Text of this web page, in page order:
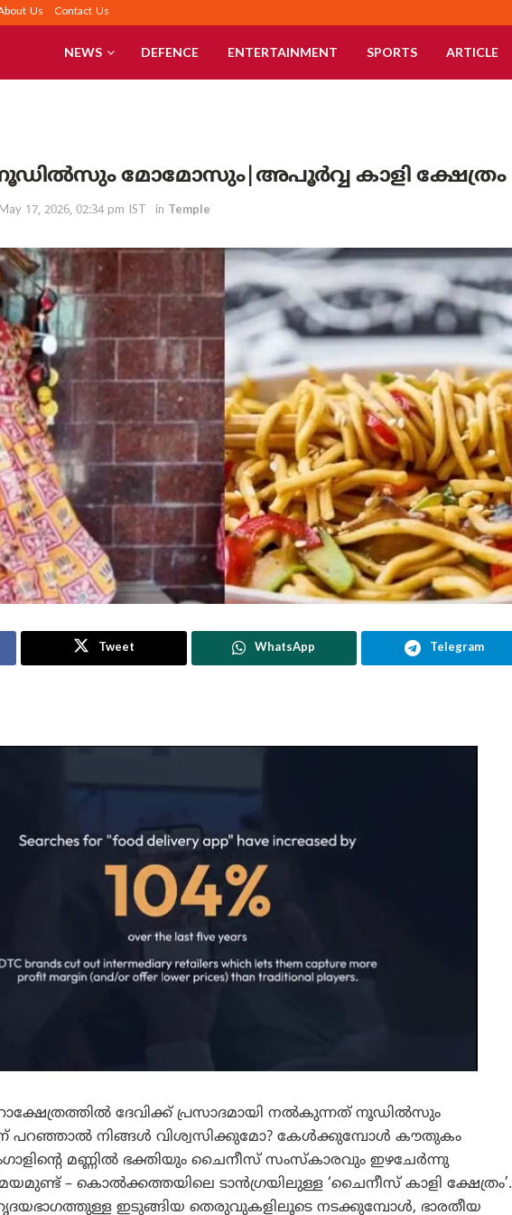
Us Contact Us
NEWS DEFENCE ENTERTAINMENT SPORTS ARTICLE
നൂഡിൽസും മോമോസും|അപൂർവ്വ കാളി ക്ഷേത്രം
May 17, 2026, 02:34 pm IST in Temple
Tweet WhatsApp Telegram
ദേവിക്ക് പ്രസാദമായി നൽകുന്നത് നൂഡിൽസും
നിങ്ങൾ വിശ്വസിക്കുമോ? കേൾക്കുമ്പോൾ കൗതുകം
മണ്ണിൽ ഭക്തിയും ചൈനീസ് സംസ്കാരവും ഇഴചേർന്നു
– കൊൽക്കത്തയിലെ ടാൻഗ്രയിലുള്ള ‘ചൈനീസ് കാളി ക്ഷേത്രം’.
ഇടുങ്ങിയ തെരുവുകളിലൂടെ നടക്കുമ്പോൾ, ഭാരതീയ